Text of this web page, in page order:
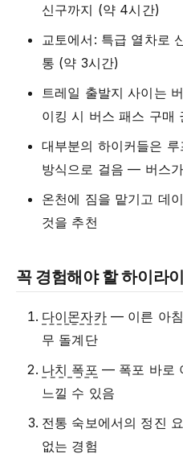
신구까지 (약 4시간)
교토에서: 특급 열차로
통 (약 3시간)
트레일 출발지 사이는
이킹 시 버스 패스 구매
대부분의 하이커들은
방식으로 걸음 — 버스
온천에 짐을 맡기고 데
것을 추천
꼭 경험해야 할 하이라
다이몬자카— 이른 아침
무 돌계단
나치 폭포 — 폭포 바로
느낄 수 있음
전통 숙보에서의 정진
없는 경험